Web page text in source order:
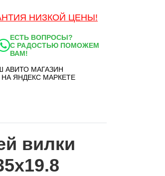
НИЗКОЙ ЦЕНЫ!
ЕСТЬ ВОПРОСЫ?
С РАДОСТЬЮ ПОМОЖЕМ
ВАМ!
вилки